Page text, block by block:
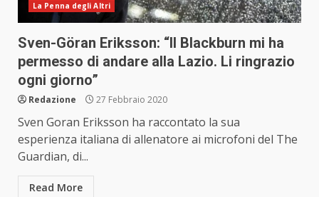
La Penna degli Altri
Sven-Göran Eriksson: “Il Blackburn mi ha
permesso di andare alla Lazio. Li ringrazio
ogni giorno”
Redazione 27 Febbraio 2020
Sven Goran Eriksson ha raccontato la sua
esperienza italiana di allenatore ai microfoni del The
Guardian, di...
Read More